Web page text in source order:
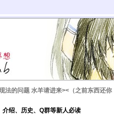
法的问题 水羊请进来><（之前东西还你
介绍、历史、Q群等新人必读